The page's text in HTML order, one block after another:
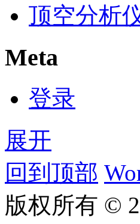
顶空分析
Meta
登录
展开
回到顶部
版权所有 ©